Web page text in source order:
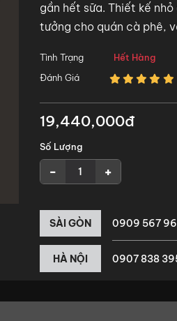
gần hết sữa. Thiết kế
tưởng cho quán cà phê,
Tình Trạng
Hết Hàng
Đánh Giá
19,440,000đ
Số Lượng
- +
SÀI GÒN 0909 567
HÀ NỘI 0907 838